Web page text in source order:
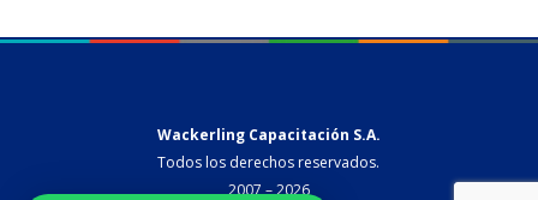
Wackerling Capacitación S.A.
Todos los derechos reservados.
2007 – 2026